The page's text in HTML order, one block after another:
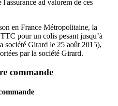
ad valorem de ces
en France Métropolitaine, la
pour un colis pesant jusqu’à
société Girard le 25 août 2015),
par la société Girard.
commande